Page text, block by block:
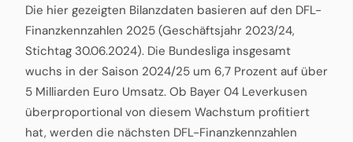
Die hier gezeigten Bilanzdaten basieren auf den DFL-
Finanzkennzahlen 2025 (Geschäftsjahr 2023/24,
Stichtag 30.06.2024). Die Bundesliga insgesamt
wuchs in der Saison 2024/25 um 6,7 Prozent auf über
5 Milliarden Euro Umsatz. Ob Bayer 04 Leverkusen
überproportional von diesem Wachstum profitiert
hat, werden die nächsten DFL-Finanzkennzahlen